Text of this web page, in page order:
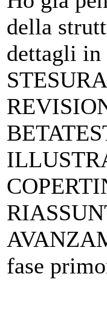
della
dettagli in
fase